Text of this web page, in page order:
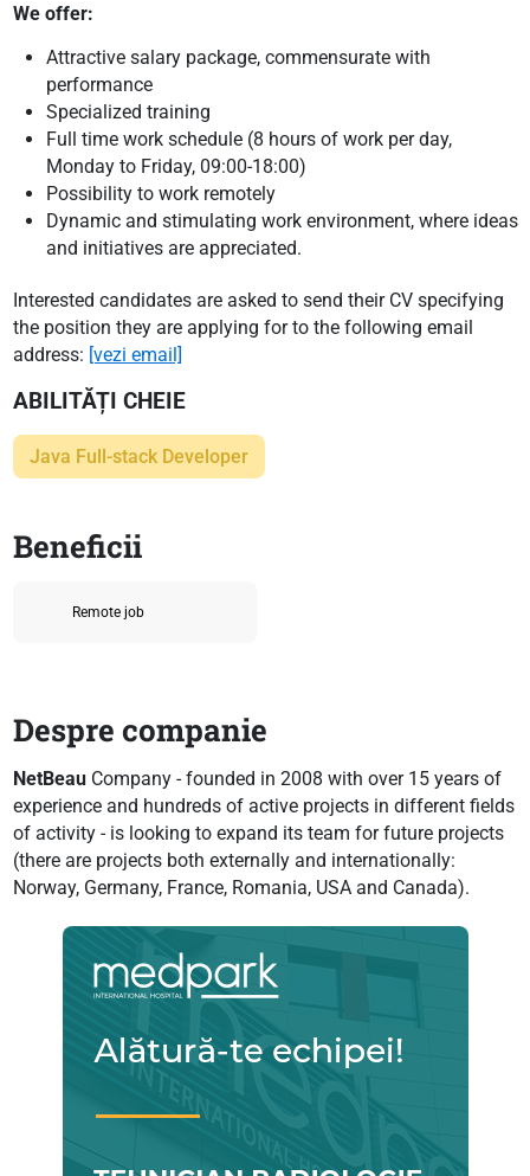
We offer:
Attractive salary package, commensurate with
performance
Specialized training
Full time work schedule (8 hours of work per day,
Monday to Friday, 09:00-18:00)
Possibility to work remotely
Dynamic and stimulating work environment, where ideas
and initiatives are appreciated.
Interested candidates are asked to send their CV specifying
the position they are applying for to the following email
address: [vezi email]
ABILITĂȚI CHEIE
Java Full-stack Developer
Beneficii
Remote job
Despre companie
NetBeau Company - founded in 2008 with over 15 years of
experience and hundreds of active projects in different fields
of activity - is looking to expand its team for future projects
(there are projects both externally and internationally:
Norway, Germany, France, Romania, USA and Canada).